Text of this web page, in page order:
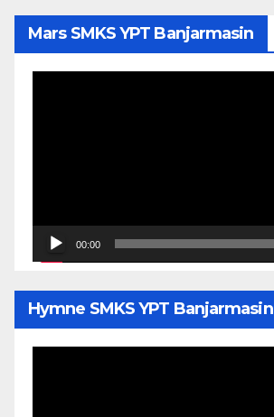
Mars SMKS YPT Banjarmasin
00:00
Hymne SMKS YPT Banjarmasin